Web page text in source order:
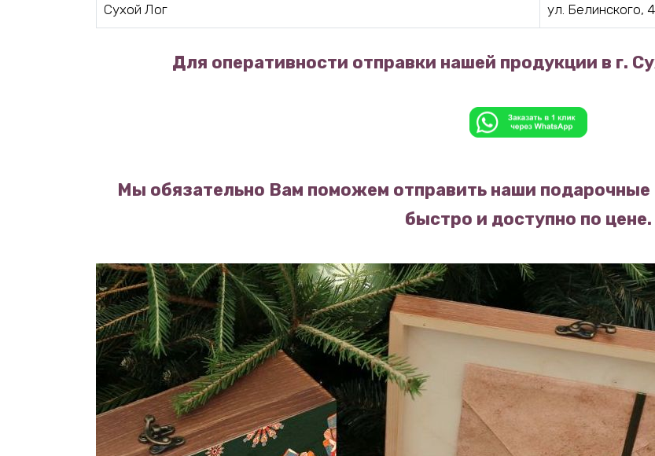
Сухой Лог ул. Белинского,
Для оперативности отправки нашей продукции в г.
Мы обязательно Вам поможем отправить наши
быстро и доступно по цене.